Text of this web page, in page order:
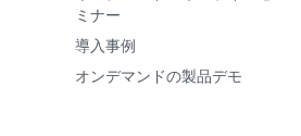
ミナー
導入事例
オンデマンドの製品デモ